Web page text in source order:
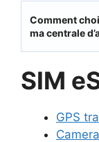
Comment
ma centrale
SIM
GPS